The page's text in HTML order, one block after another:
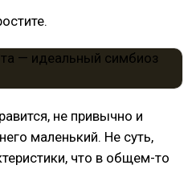
не привычно и
маленький. Не суть,
что в общем-то